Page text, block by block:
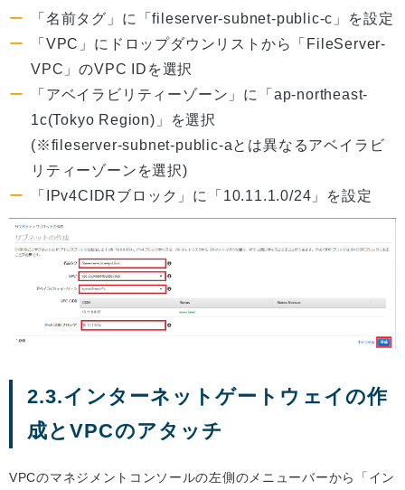
「名前タグ」に「fileserver-subnet-public-c」を設定
「VPC」にドロップダウンリストから「FileServer-
VPC」のVPC IDを選択
「アベイラビリティーゾーン」に「ap-northeast-
1c(Tokyo Region)」を選択
(※fileserver-subnet-public-aとは異なるアベイラビ
リティーゾーンを選択)
「IPv4CIDRブロック」に「10.11.1.0/24」を設定
2.3.インターネットゲートウェイの作
成とVPCのアタッチ
VPCのマネジメントコンソールの左側のメニューバーから「イン